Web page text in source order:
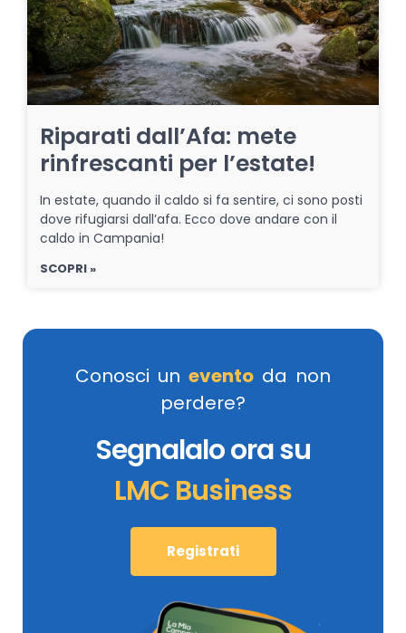
Riparati dall’Afa: mete
rinfrescanti per l’estate!
In estate, quando il caldo si fa sentire, ci sono posti
dove rifugiarsi dall’afa. Ecco dove andare con il
caldo in Campania!
SCOPRI »
Conosci un evento da non
perdere?
Segnalalo ora su
LMC Business
Registrati